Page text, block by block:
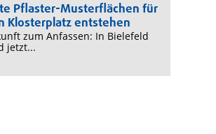
Pflaster-Musterflächen für
Klosterplatz entstehen
zum Anfassen: In Bielefeld
jetzt...